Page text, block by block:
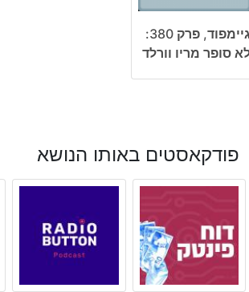
גיימפוד, פרק 380:
סופר מריו וורלד
פודקאסטים באותו הנושא